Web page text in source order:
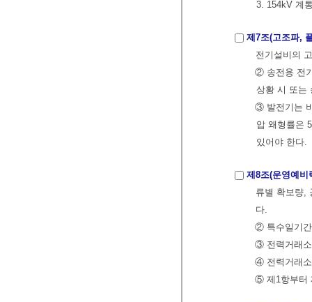
3. 154kV 계
제7조(고조파,
전기설비의
② 송전용 전
상황 시 또는
③ 발전기는
압 왜형률은
있어야 한다.
제8조(운영예비
류별 확보량,
다.
② 특수일기
③ 전력거래소
④ 전력거래
⑤ 제1항부터